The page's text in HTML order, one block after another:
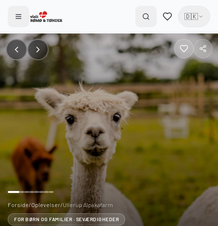
🇩🇰
Forside/Oplevelser/Ullerup Alpakafarm
FOR BØRN OG FAMILIER · SEVÆRDIGHEDER